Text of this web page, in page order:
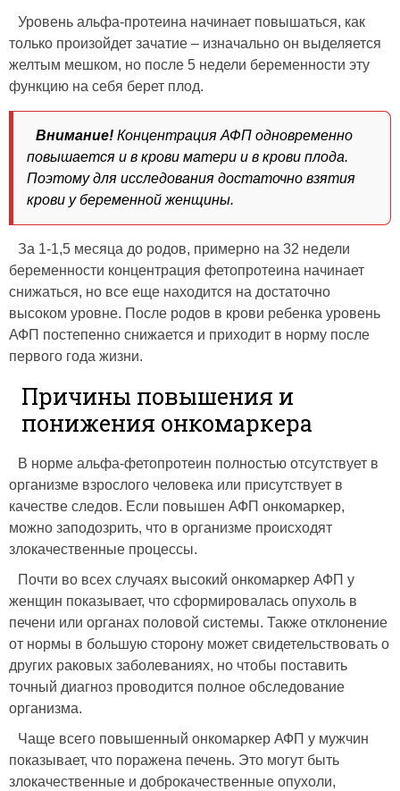
Уровень альфа-протеина начинает повышаться, как
только произойдет зачатие – изначально он выделяется
желтым мешком, но после 5 недели беременности эту
функцию на себя берет плод.
Внимание! Концентрация АФП одновременно
повышается и в крови матери и в крови плода.
Поэтому для исследования достаточно взятия
крови у беременной женщины.
За 1-1,5 месяца до родов, примерно на 32 недели
беременности концентрация фетопротеина начинает
снижаться, но все еще находится на достаточно
высоком уровне. После родов в крови ребенка уровень
АФП постепенно снижается и приходит в норму после
первого года жизни.
Причины повышения и
понижения онкомаркера
В норме альфа-фетопротеин полностью отсутствует в
организме взрослого человека или присутствует в
качестве следов. Если повышен АФП онкомаркер,
можно заподозрить, что в организме происходят
злокачественные процессы.
Почти во всех случаях высокий онкомаркер АФП у
женщин показывает, что сформировалась опухоль в
печени или органах половой системы. Также отклонение
от нормы в большую сторону может свидетельствовать о
других раковых заболеваниях, но чтобы поставить
точный диагноз проводится полное обследование
организма.
Чаще всего повышенный онкомаркер АФП у мужчин
показывает, что поражена печень. Это могут быть
злокачественные и доброкачественные опухоли,